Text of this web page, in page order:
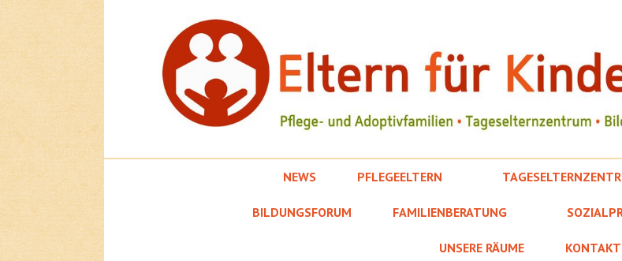
zum
NEWS PFLEGEELTERN
BILDUNGSFORUM FAMILIENBERATUNG
UNSERE RÄUME KONTAKT